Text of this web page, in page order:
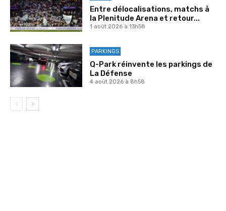
Entre délocalisations, matchs à
la Plenitude Arena et retour...
1 août 2026 à 13h58
PARKINGS
Q-Park réinvente les parkings de
La Défense
4 août 2026 à 8h58